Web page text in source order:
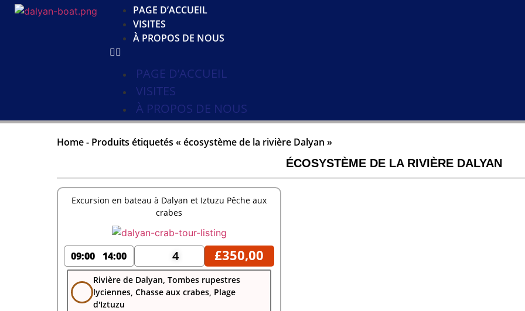
PAGE D’ACCUEIL
VISITES
À PROPOS DE NOUS
PAGE D’ACCUEIL
VISITES
À PROPOS DE NOUS
Home- Produits étiquetés « écosystème de la rivière Dalyan »
ÉCOSYSTÈME DE LA RIVIÈRE DALYAN
Excursion en bateau à Dalyan et Iztuzu Pêche aux
crabes
09:00 14:00 4 £350,00
Rivière de Dalyan, Tombes rupestres
lyciennes, Chasse aux crabes, Plage
d'Iztuzu